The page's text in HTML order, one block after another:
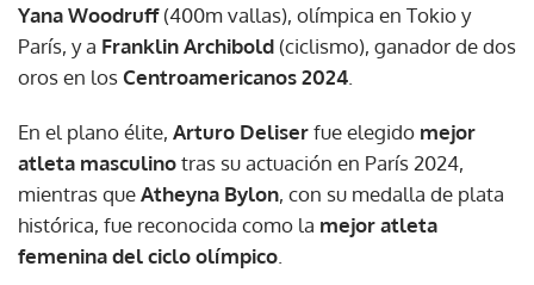
Yana Woodruff(400m vallas), olímpica en Tokio y
París, y a Franklin Archibold (ciclismo), ganador de dos
oros en losCentroamericanos 2024
En el plano élite, Arturo Deliserfue elegido mejor
atleta masculinotras su actuación en París 2024,
mientras queAtheyna Bylon, con su medalla de plata
histórica, fue reconocida como la mejor atleta
femenina del ciclo olímpico